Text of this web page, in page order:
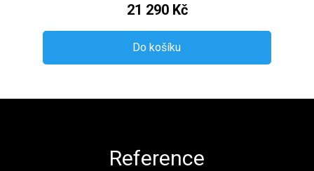
21 290 Kč
Do košíku
Reference